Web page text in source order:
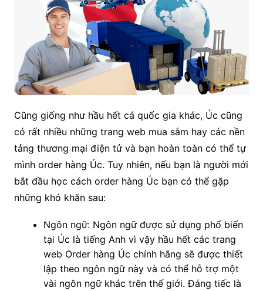
Cũng giống như hầu hết cá quốc gia khác, Úc cũng
có rất nhiều những trang web mua sắm hay các nền
tảng thương mại điện tử và bạn hoàn toàn có thể tự
mình order hàng Úc. Tuy nhiên, nếu bạn là người mới
bắt đầu học cách order hàng Úc bạn có thể gặp
những khó khăn sau:
Ngôn ngữ: Ngôn ngữ được sử dụng phổ biến
tại Úc là tiếng Anh vì vậy hầu hết các trang
web Order hàng Úc chính hãng sẽ được thiết
lập theo ngôn ngữ này và có thể hỗ trợ một
vài ngôn ngữ khác trên thế giới. Đáng tiếc là